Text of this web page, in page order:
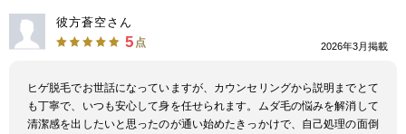
彼方蒼空さん
5 点 2026年3月掲載
ヒゲ脱毛でお世話になっていますが、カウンセリングから説明までとて
も丁寧で、いつも安心して身を任せられます。ムダ毛の悩みを解消して
清潔感を出したいと思ったのが通い始めたきっかけで、自己処理の面倒
高知県
福岡県 佐賀県 長崎県 熊本県